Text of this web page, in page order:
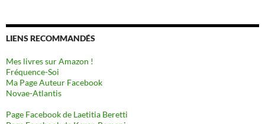
LIENS RECOMMANDÉS
Mes livres sur Amazon !
Fréquence-Soi
Ma Page Auteur Facebook
Novae-Atlantis
Page Facebook de Laetitia Beretti